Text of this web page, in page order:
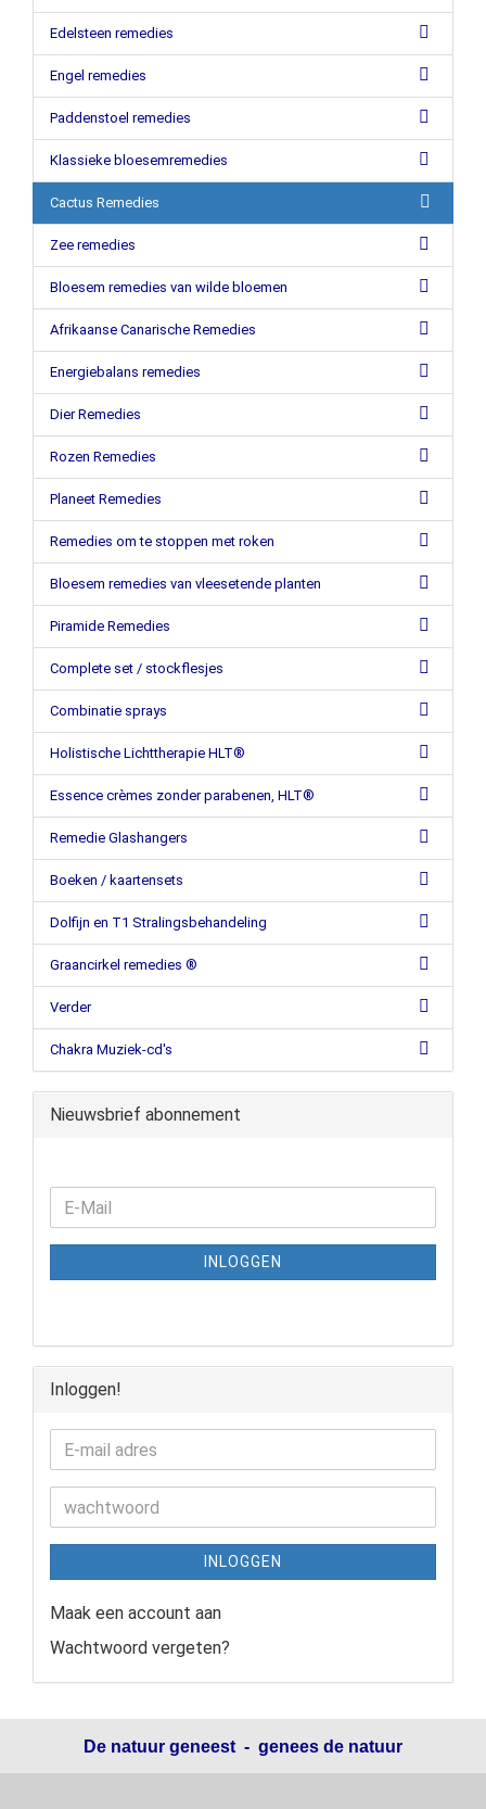
Edelsteen remedies
Engel remedies
Paddenstoel remedies
Klassieke bloesemremedies
Cactus Remedies
Zee remedies
Bloesem remedies van wilde bloemen
Afrikaanse Canarische Remedies
Energiebalans remedies
Dier Remedies
Rozen Remedies
Planeet Remedies
Remedies om te stoppen met roken
Bloesem remedies van vleesetende planten
Piramide Remedies
Complete set / stockflesjes
Combinatie sprays
Holistische Lichttherapie HLT®
Essence crèmes zonder parabenen, HLT®
Remedie Glashangers
Boeken / kaartensets
Dolfijn en T1 Stralingsbehandeling
Graancirkel remedies ®
Verder
Chakra Muziek-cd's
Nieuwsbrief abonnement
INLOGGEN
Inloggen!
INLOGGEN
Maak een account aan
Wachtwoord vergeten?
De natuur geneest - genees de natuur